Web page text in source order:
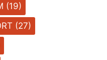
(19)
(27)